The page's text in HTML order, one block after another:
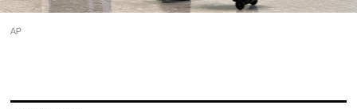
AP